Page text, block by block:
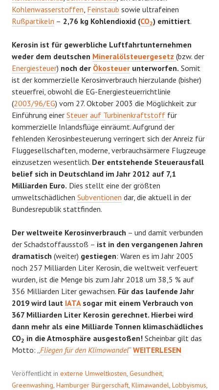
Kohlenwasserstoffen, Feinstaub sowie ultrafeinen
Rußpartikeln – 2,76 kg Kohlendioxid (CO2) emittiert.
Kerosin ist für gewerbliche Luftfahrtunternehmen
weder dem deutschen Mineralölsteuergesetz (bzw. der
Energiesteuer) noch der Ökosteuer unterworfen. Somit
ist der kommerzielle Kerosinverbrauch hierzulande (bisher)
steuerfrei, obwohl die EG-Energiesteuerrichtlinie
(2003/96/EG) vom 27. Oktober 2003 die Möglichkeit zur
Einführung einer Steuer auf Turbinenkraftstoff für
kommerzielle Inlandsflüge einräumt. Aufgrund der
fehlenden Kerosinbesteuerung verringert sich der Anreiz für
Fluggesellschaften, moderne, verbrauchsärmere Flugzeuge
einzusetzen wesentlich. Der entstehende Steuerausfall
belief sich in Deutschland im Jahr 2012 auf 7,1
Milliarden Euro. Dies stellt eine der größten
umweltschädlichen Subventionen dar, die aktuell in der
Bundesrepublik stattfinden.
Der weltweite Kerosinverbrauch – und damit verbunden
der Schadstoffausstoß – ist in den vergangenen Jahren
dramatisch (weiter) gestiegen: Waren es im Jahr 2005
noch 257 Milliarden Liter Kerosin, die weltweit verfeuert
wurden, ist die Menge bis zum Jahr 2018 um 38,5 % auf
356 Milliarden Liter gewachsen. Für das laufende Jahr
2019 wird laut IATAsogar mit einem Verbrauch von
367 Milliarden Liter Kerosin gerechnet. Hierbei wird
dann mehr als eine Milliarde Tonnen klimaschädliches
CO2 in die Atmosphäre ausgestoßen! Scheinbar gilt das
Motto: „Fliegen für den Klimawandel“ PALMÖL
DIE
ÖKOFLIEGER?
WEITERLESEN
Veröffentlicht in externe Umweltkosten, Gesundheit,
Greenwashing, Hamburger Bürgerschaft, Klimawandel, Lobbyismus,